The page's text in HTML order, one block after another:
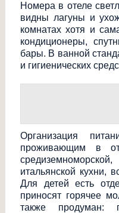
Номера в отеле
видны лагуны и
комнатах хотя и
кондиционеры,
бары. В ванной
и гигиенических
Организация
проживающим в
средиземноморской,
итальянской кухни,
Для детей есть
приносят горячее
также продуман: